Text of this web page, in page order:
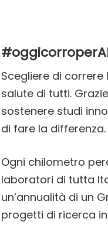
Scegliere di correre
salute di tutti.
sostenere studi
di fare la differenza.
Ogni chilometro
laboratori di tutta
un’annualità di un
progetti di ricerca